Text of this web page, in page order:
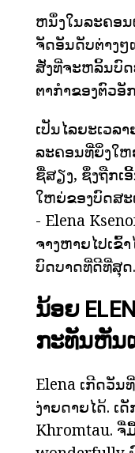
ຫນຶ່ງໃນລະຄອນ
ຈັດອັນດັບຕ່າງ
ສັ່ງທີ່ຈະຫລິ້ນບົ
ຕາກໍາຂອງຕົວອັ
ເປັນໄລຍະເວລ
ລະຄອນທີ່ຍິ່ງໃຫ
ຊື່ສຽງ, ຊຶ່ງຖືກເ
ໃຫຍ່ຂອງບົດສະ
- Elena
ຈາງຫາຍໄປເຂົ້
ບົດບາດທີ່ດີທີ່ສຸດ.
ນ້ອຍ
ກະທັນຫັນ
Elena ເກີດວັນ
ງ່າຍດາຍໄດ້. ເ
Khromtau. ຈື່